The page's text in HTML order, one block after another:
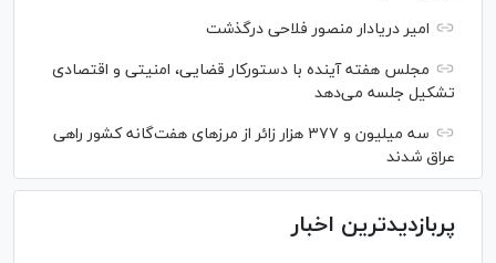
امیر دریادار منصور فلاحی درگذشت
مجلس هفته آینده با دستورکار قضایی، امنیتی و اقتصادی
تشکیل جلسه می‌دهد
سه میلیون و ۳۷۷ هزار زائر از مرز‌های هفت‌گانه کشور راهی
عراق شدند
پربازدیدترین اخبار